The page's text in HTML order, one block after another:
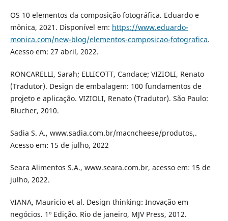
OS 10 elementos da composição fotográfica. Eduardo e
mônica, 2021. Disponível em: https://www.eduardo-
monica.com/new-blog/elementos-composicao-fotografica.
Acesso em: 27 abril, 2022.
RONCARELLI, Sarah; ELLICOTT, Candace; VIZIOLI, Renato
(Tradutor). Design de embalagem: 100 fundamentos de
projeto e aplicação. VIZIOLI, Renato (Tradutor). São Paulo:
Blucher, 2010.
Sadia S. A., www.sadia.com.br/macncheese/produtos,.
Acesso em: 15 de julho, 2022
Seara Alimentos S.A., www.seara.com.br, acesso em: 15 de
julho, 2022.
VIANA, Mauricio et al. Design thinking: Inovação em
negócios. 1º Edição. Rio de janeiro, MJV Press, 2012.